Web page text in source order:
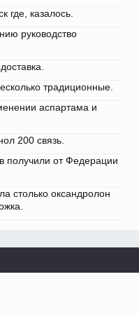
где, казалось.
руководство
традиционные.
аспартама и
200 связь.
получили от Федерации
столько оксандролон